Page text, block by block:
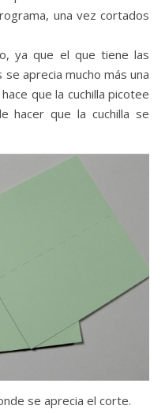
una vez cortados
ya que el que tiene las
aprecia mucho más una
que la cuchilla picotee
hacer que la cuchilla se
se aprecia el corte.